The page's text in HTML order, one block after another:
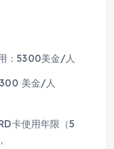
：5300美金/人
美金/人
卡使用年限（5